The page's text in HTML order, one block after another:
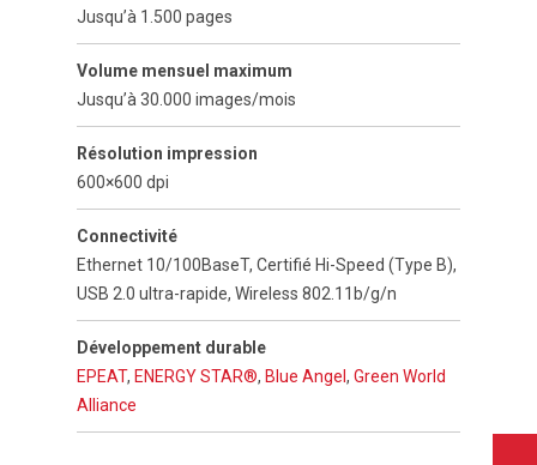
Jusqu’à 1.500 pages
Volume mensuel maximum
Jusqu’à 30.000 images/mois
Résolution impression
600×600 dpi
Connectivité
Ethernet 10/100BaseT, Certifié Hi-Speed (Type B),
USB 2.0 ultra-rapide, Wireless 802.11b/g/n
Développement durable
EPEAT, ENERGY STAR®, Blue Angel , Green World
Alliance